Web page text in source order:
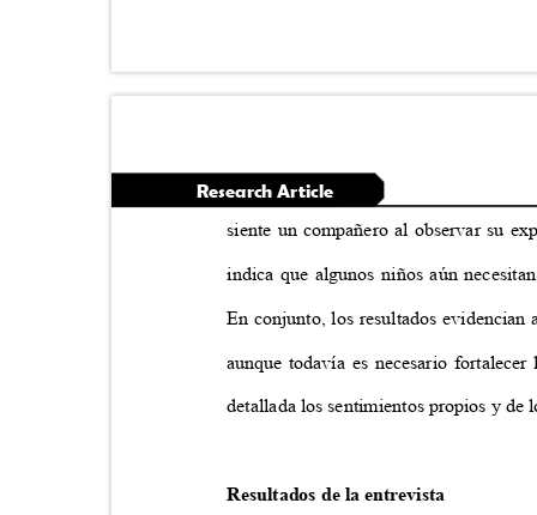
Research Article
siente un compañero al observar su
indica que algunos niños aún
En conjunto, los resultados
aunque todavía es necesario
detallada los sentimientos propios y de
Resultados de la entrevista